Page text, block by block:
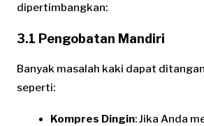
dipertimbangkan:
3.1 Pengobatan Mandiri
Banyak masalah kaki dapat
seperti:
Kompres Dingin: Jika Anda